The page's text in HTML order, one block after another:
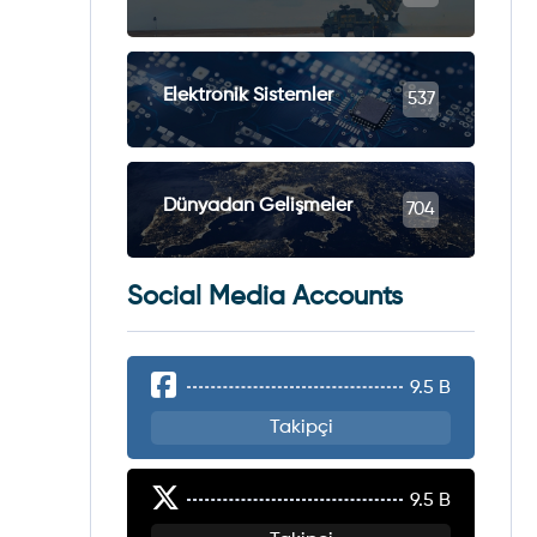
Elektronik Sistemler 537
Dünyadan Gelişmeler 704
Social Media Accounts
9.5 B
Takipçi
9.5 B